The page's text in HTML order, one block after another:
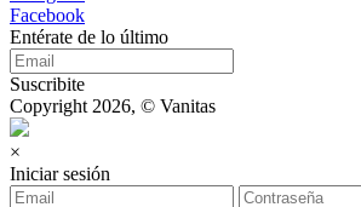
Facebook
Entérate de lo último
Suscribite
Copyright 2026, © Vanitas
×
Iniciar sesión